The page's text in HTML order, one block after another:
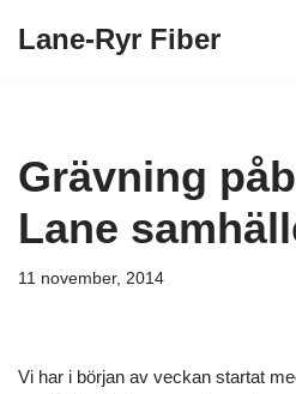
Lane-Ryr Fiber
Grävning
Lane
11 november, 2014
Vi har i början av veckan startat